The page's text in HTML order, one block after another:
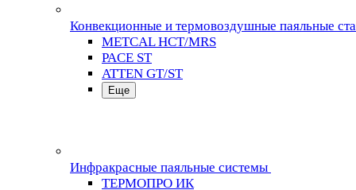
Конвекционные и термовоздушные паяльные
METCAL HCT/MRS
PACE ST
ATTEN GT/ST
Еще
Инфракрасные паяльные системы
ТЕРМОПРО ИК